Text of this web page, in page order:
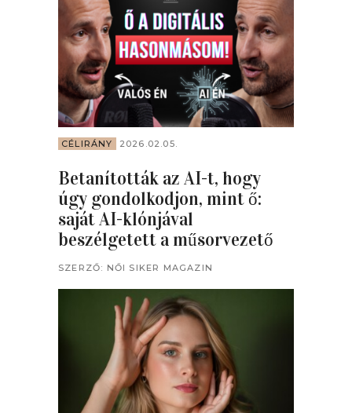
CÉLIRÁNY 2026.02.05.
Betanították az AI-t, hogy
úgy gondolkodjon, mint ő:
saját AI-klónjával
beszélgetett a műsorvezető
SZERZŐ: NŐI SIKER MAGAZIN